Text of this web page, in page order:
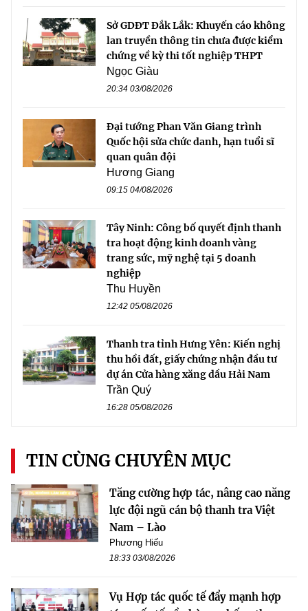
Sở GDĐT Đắk Lắk: Khuyến cáo không
lan truyền thông tin chưa được kiểm
chứng về kỳ thi tốt nghiệp THPT
Ngọc Giàu
20:34 03/08/2026
Đại tướng Phan Văn Giang trình
Quốc hội sửa chức danh, hạn tuổi sĩ
quan quân đội
Hương Giang
09:15 04/08/2026
Tây Ninh: Công bố quyết định thanh
tra hoạt động kinh doanh vàng
trang sức, mỹ nghệ tại 5 doanh
nghiệp
Thu Huyền
12:42 05/08/2026
Thanh tra tỉnh Hưng Yên: Kiến nghị
thu hồi đất, giấy chứng nhận đầu tư
dự án Cửa hàng xăng dầu Hải Nam
Trần Quý
16:28 05/08/2026
TIN CÙNG CHUYÊN MỤC
Tăng cường hợp tác, nâng cao năng
lực đội ngũ cán bộ thanh tra Việt
Nam – Lào
Phương Hiếu
18:33 03/08/2026
Vụ Hợp tác quốc tế đẩy mạnh hợp